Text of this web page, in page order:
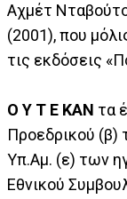
Αχμέτ
(2001), που
τις εκδόσεις
Ο Υ Τ Ε ΚΑΝ τα
Προεδρικού (β)
Υπ.Αμ. (ε) των
Εθνικού